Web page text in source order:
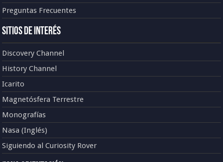
Preguntas Frecuentes
Sitios de Interés
Discovery Channel
History Channel
Icarito
Magnetósfera Terrestre
Monografías
Nasa (Inglés)
Siguiendo al Curiosity Rover